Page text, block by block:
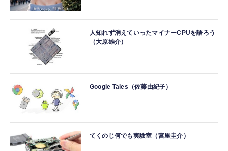
人知れず消えていったマイナーCPUを語ろう
（大原雄介）
Google Tales（佐藤由紀子）
てくのじ何でも実験室（宮里圭介）